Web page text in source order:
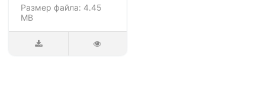
Размер файла: 4.45
MB